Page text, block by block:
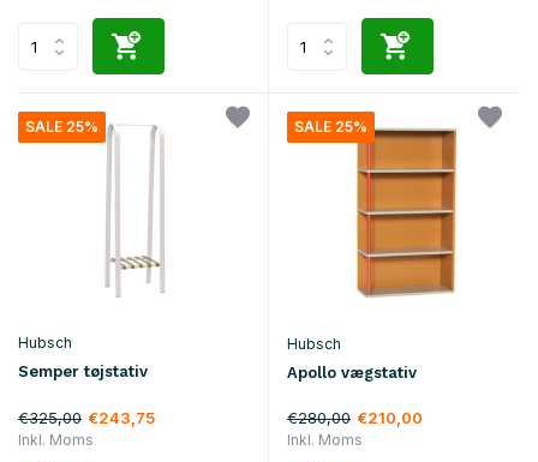
SALE 25%
Hubsch
Semper tøjstativ
€325,00 €243,75
Inkl. Moms
SALE 25%
Hubsch
Apollo vægstativ
€280,00 €210,00
Inkl. Moms